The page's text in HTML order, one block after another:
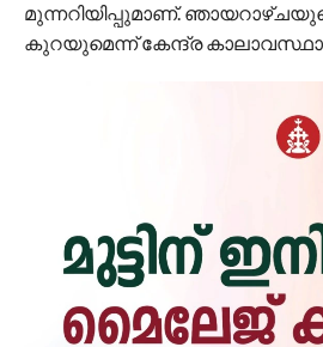
മുന്നറിയിപ്പുമാണ്.
കുറയുമെന്ന് കേന്ദ്ര കാലാവസ്ഥാ